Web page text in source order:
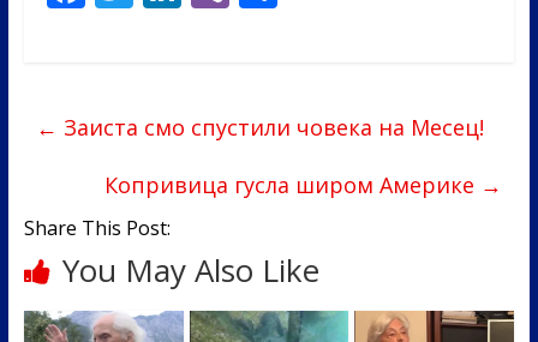
o
o
k
dI
n
← Заиста смо спустили човека на Месец!
Копривица гусла широм Америке →
Share This Post:
You May Also Like